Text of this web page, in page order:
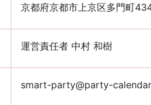
京都府京都市上京区多門町
運営責任者 中村 和樹
smart-party@party-